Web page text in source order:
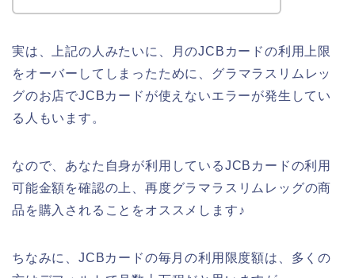
実は、上記の人みたいに、月のJCBカードの利用上限
をオーバーしてしまったために、グラマラスリムレッ
グのお店でJCBカードが使えないエラーが発生してい
る人もいます。
なので、あなた自身が利用しているJCBカードの利用
可能金額を確認の上、再度グラマラスリムレッグの商
品を購入されることをオススメします♪
ちなみに、JCBカードの毎月の利用限度額は、多くの